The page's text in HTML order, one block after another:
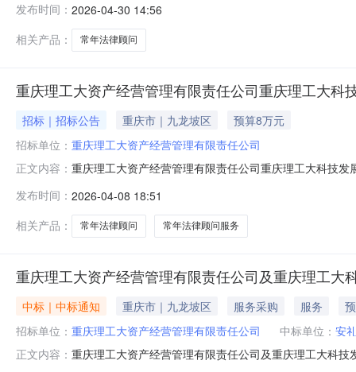
项目允许最大成交供应商数量1家通过审查供应商数量5
娄必县三、联系方式采购
发布时间： 2026-04-30 14:56
相关产品：
常年法律顾问
重庆理工大资产经营管理有限责任公司重庆理工大科
招标｜招标公告 重庆市｜九龙坡区
预算8万元
招标单位： 重庆理工大资产经营管理有限责任公司
正文内容： 重庆理工大资产经营管理有限责任公司重庆理工大科技
算：160,000元项目类型：服务类价格类型：总价包1（
详见附件160,000元1件160,00
发布时间： 2026-04-08 18:51
相关产品：
常年法律顾问 常年法律顾问服务
重庆理工大资产经营管理有限责任公司及重庆理工
中标｜中标通知 重庆市｜九龙坡区 服务采购 服务
招标单位： 重庆理工大资产经营管理有限责任公司 中标单位： 安
正文内容： 重庆理工大资产经营管理有限责任公司及重庆理工大科